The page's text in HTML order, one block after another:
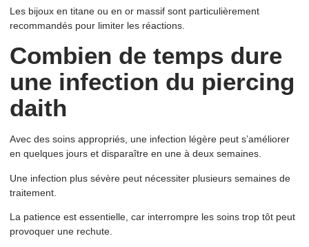
Les bijoux en titane ou en or massif sont particulièrement
recommandés pour limiter les réactions.
Combien de temps dure
une infection du piercing
daith
Avec des soins appropriés, une infection légère peut s’améliorer
en quelques jours et disparaître en une à deux semaines.
Une infection plus sévère peut nécessiter plusieurs semaines de
traitement.
La patience est essentielle, car interrompre les soins trop tôt peut
provoquer une rechute.